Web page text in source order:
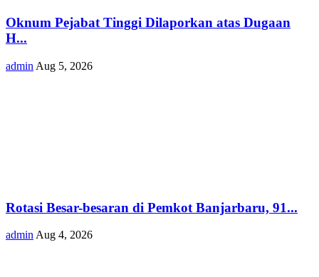
Oknum Pejabat Tinggi Dilaporkan atas Dugaan
H...
admin Aug 5, 2026
Rotasi Besar-besaran di Pemkot Banjarbaru, 91...
admin Aug 4, 2026